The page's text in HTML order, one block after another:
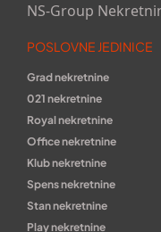
NS-Group
POSLOVNE JEDINICE
Grad nekretnine
021 nekretnine
Royal nekretnine
Office nekretnine
Klub nekretnine
Spens nekretnine
Stan nekretnine
Play nekretnine